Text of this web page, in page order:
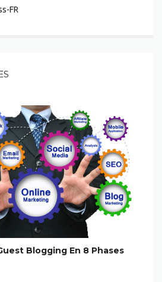
FR
Blogging En 8 Phases